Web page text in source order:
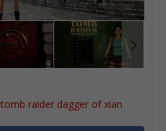
tomb raider dagger of xian